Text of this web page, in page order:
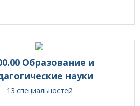
Образование и
науки
13 специальностей